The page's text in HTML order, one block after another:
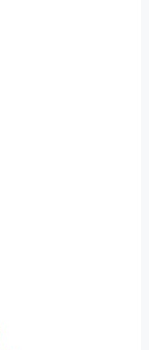
Vries
Vries (gemeente
-